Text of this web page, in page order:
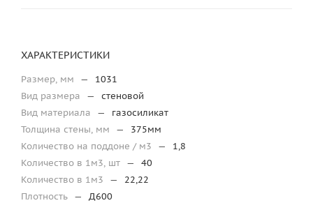
ХАРАКТЕРИСТИКИ
Размер, мм —
1031
Вид размера
—
стеновой
Вид материала
—
газосиликат
Толщина стены, мм
—
375мм
Количество на поддоне / м3
—
1,8
Количество в 1м3, шт —
40
Количество в 1м3
—
22,22
Плотность — Д600